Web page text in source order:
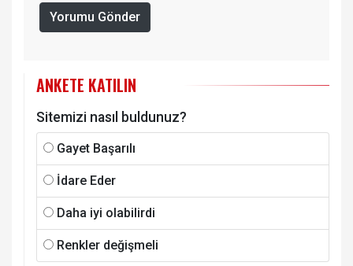
Yorumu Gönder
ANKETE KATILIN
Sitemizi nasıl buldunuz?
Gayet Başarılı
İdare Eder
Daha iyi olabilirdi
Renkler değişmeli